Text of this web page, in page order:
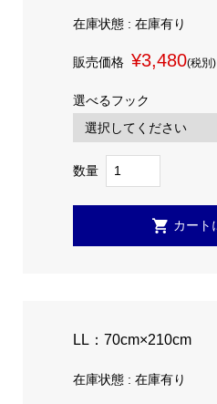
在庫状態 : 在庫有り
販売価格 ¥3,480(税別)
選べるフック
数量
LL：70cm×210cm
在庫状態 : 在庫有り